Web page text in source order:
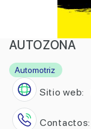
AUTOZONA
Automotriz
Sitio web:
Contactos: